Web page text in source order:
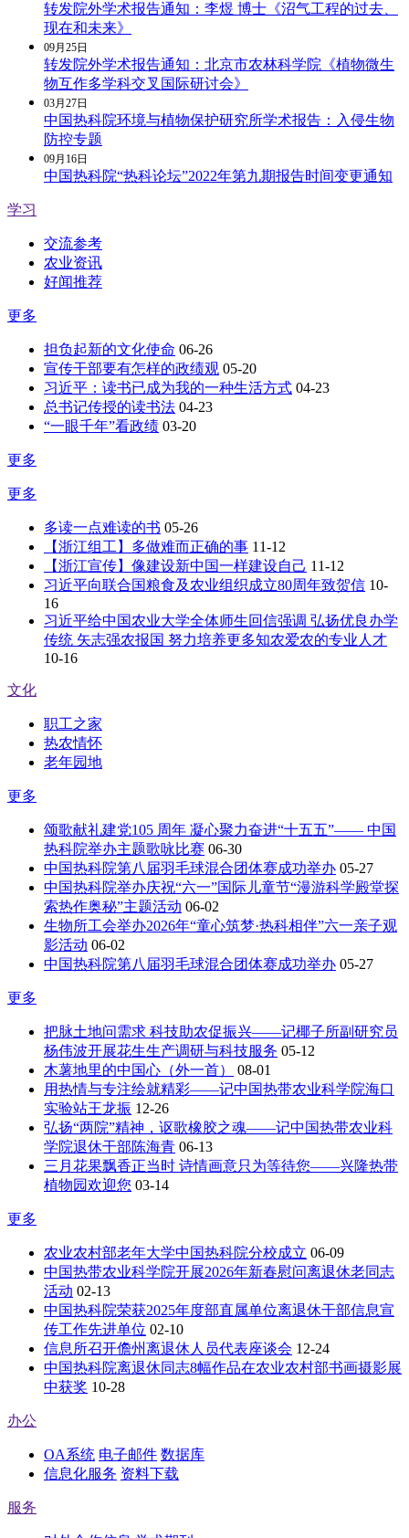
转发院外学术报告通知：李煜 博士《沼气工程的过去、
现在和未来》
09月 25日
转发院外学术报告通知：北京市农林科学院《植物微生
物互作多学科交叉国际研讨会》
03月 27日
中国热科院环境与植物保护研究所学术报告：入侵生物
防控专题
09月 16日
中国热科院“热科论坛”2022年第九期报告时间变更通知
学习
交流参考
农业资讯
好闻推荐
更多
担负起新的文化使命 06-26
宣传干部要有怎样的政绩观 05-20
习近平：读书已成为我的一种生活方式 04-23
总书记传授的读书法 04-23
“一眼千年”看政绩 03-20
更多
更多
多读一点难读的书 05-26
【浙江组工】多做难而正确的事 11-12
【浙江宣传】像建设新中国一样建设自己 11-12
习近平向联合国粮食及农业组织成立80周年致贺信 10-
16
习近平给中国农业大学全体师生回信强调 弘扬优良办学
传统 矢志强农报国 努力培养更多知农爱农的专业人才
10-16
文化
职工之家
热农情怀
老年园地
更多
颂歌献礼建党105 周年 凝心聚力奋进“十五五”—— 中国
热科院举办主题歌咏比赛 06-30
中国热科院第八届羽毛球混合团体赛成功举办 05-27
中国热科院举办庆祝“六一”国际儿童节“漫游科学殿堂探
索热作奥秘”主题活动 06-02
生物所工会举办2026年“童心筑梦·热科相伴”六一亲子观
影活动 06-02
中国热科院第八届羽毛球混合团体赛成功举办 05-27
更多
把脉土地问需求 科技助农促振兴——记椰子所副研究员
杨伟波开展花生生产调研与科技服务 05-12
木薯地里的中国心（外一首）
08-01
用热情与专注绘就精彩——记中国热带农业科学院海口
实验站王龙振 12-26
弘扬“两院”精神，讴歌橡胶之魂——记中国热带农业科
学院退休干部陈海青 06-13
三月花果飘香正当时 诗情画意只为等待您——兴隆热带
植物园欢迎您 03-14
更多
农业农村部老年大学中国热科院分校成立 06-09
中国热带农业科学院开展2026年新春慰问离退休老同志
活动 02-13
中国热科院荣获2025年度部直属单位离退休干部信息宣
传工作先进单位 02-10
信息所召开儋州离退休人员代表座谈会 12-24
中国热科院离退休同志8幅作品在农业农村部书画摄影展
中获奖 10-28
办公
OA系统 电子邮件 数据库
信息化服务 资料下载
服务